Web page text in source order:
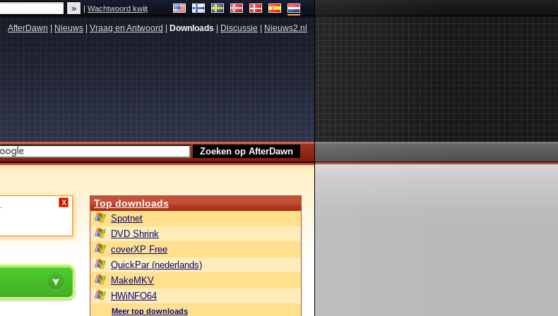
|Wachtwoord kwijt
AfterDawn Nieuws Vraag en Antwoord Downloads Discussie Nieuws2.nl
X Top downloads
Spotnet
DVD Shrink
coverXP Free
QuickPar (nederlands)
MakeMKV
HWiNFO64
Meer top downloads